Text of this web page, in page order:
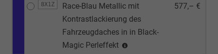
8X1Z
Race-Blau Metallic mit
Kontrastlackierung des
Fahrzeugdaches in in Black-
Magic Perleffekt
577,– €